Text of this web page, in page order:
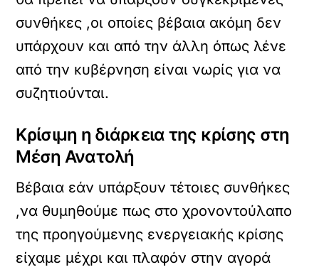
συνθήκες ,οι οποίες βέβαια ακόμη δεν
υπάρχουν και από την άλλη όπως λένε
από την κυβέρνηση είναι νωρίς για να
συζητιούνται.
Κρίσιμη η διάρκεια της κρίσης στη
Μέση Ανατολή
Βέβαια εάν υπάρξουν τέτοιες συνθήκες
,να θυμηθούμε πως στο χρονοντούλαπο
της προηγούμενης ενεργειακής κρίσης
είχαμε μέχρι και πλαφόν στην αγορά